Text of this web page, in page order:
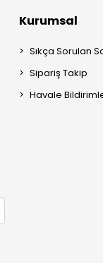
Kurumsal
Sıkça Sorulan
Sipariş Takip
Havale